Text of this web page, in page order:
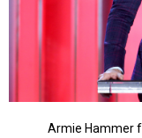
Armie Hammer